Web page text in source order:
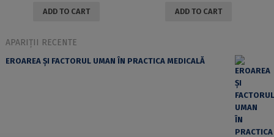
ADD TO CART ADD TO CART
APARIȚII RECENTE
EROAREA ȘI FACTORUL UMAN ÎN PRACTICA MEDICALĂ